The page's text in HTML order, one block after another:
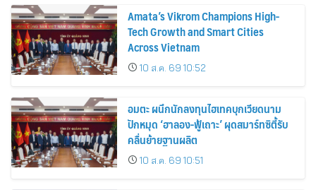
Amata’s Vikrom Champions High-
Tech Growth and Smart Cities
Across Vietnam
10 ส.ค. 69 10:52
อมตะ ผนึกนักลงทุนไฮเทคบุกเวียดนาม
ปักหมุด ‘ฮาลอง-ฟู้เถาะ’ ผุดสมาร์ทซิตี้รับ
คลื่นย้ายฐานผลิต
10 ส.ค. 69 10:51